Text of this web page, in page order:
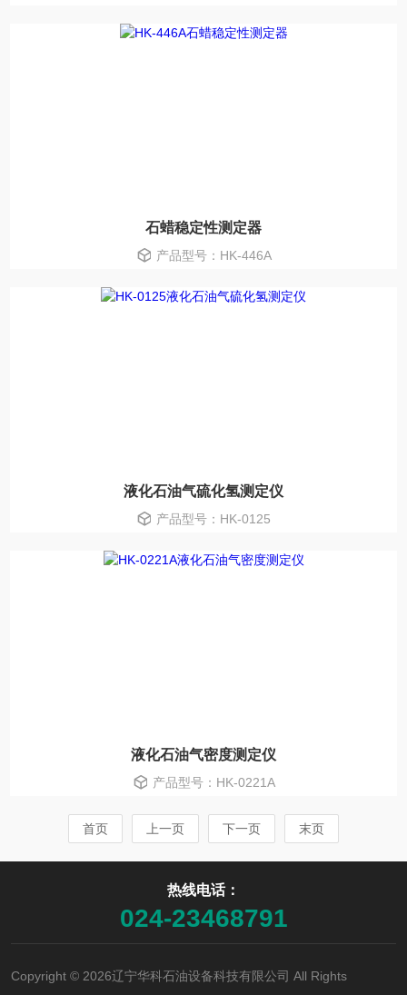
石蜡稳定性测定器
产品型号：HK-446A
液化石油气硫化氢测定仪
产品型号：HK-0125
液化石油气密度测定仪
产品型号：HK-0221A
首页 上一页 下一页 末页
热线电话：
024-23468791
Copyright © 2026辽宁华科石油设备科技有限公司 All Rights